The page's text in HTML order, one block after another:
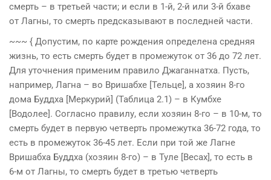
смерть – в третьей части; и если в 1-й, 2-й или 3-й бхаве
от Лагны, то смерть предсказывают в последней части.
~~~ { Допустим, по карте рождения определена средняя
жизнь, то есть смерть будет в промежуток от 36 до 72 лет.
Для уточнения применим правило Джаганнатха. Пусть,
например, Лагна – во Вришабхе [Тельце], а хозяин 8-го
дома Буддха [Меркурий] (Таблица 2.1) – в Кумбхе
[Водолее]. Согласно правилу, если хозяин 8-го – в 10-м, то
смерть будет в первую четверть промежутка 36-72 года, то
есть в промежуток 36-45 лет. Если при той же Лагне
Вришабха Буддха (хозяин 8-го) – в Туле [Весах], то есть в
6-м от Лагны, то смерть будет в третью четверть